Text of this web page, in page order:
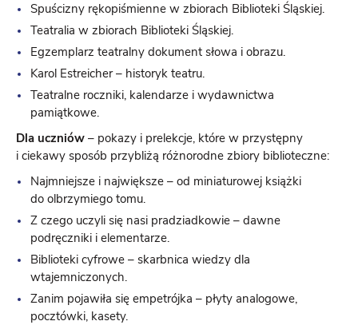
Spuścizny rękopiśmienne w zbiorach Biblioteki Śląskiej.
Teatralia w zbiorach Biblioteki Śląskiej.
Egzemplarz teatralny dokument słowa i obrazu.
Karol Estreicher – historyk teatru.
Teatralne roczniki, kalendarze i wydawnictwa
pamiątkowe.
Dla uczniów – pokazy i prelekcje, które w przystępny
i ciekawy sposób przybliżą różnorodne zbiory biblioteczne:
Najmniejsze i największe – od miniaturowej książki
do olbrzymiego tomu.
Z czego uczyli się nasi pradziadkowie – dawne
podręczniki i elementarze.
Biblioteki cyfrowe – skarbnica wiedzy dla
wtajemniczonych.
Zanim pojawiła się empetrójka – płyty analogowe,
pocztówki, kasety.